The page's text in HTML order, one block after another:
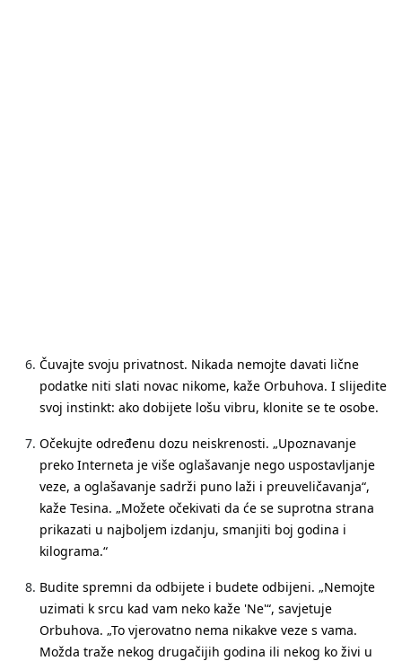
Čuvajte svoju privatnost. Nikada nemojte davati lične
podatke niti slati novac nikome, kaže Orbuhova. I slijedite
svoj instinkt: ako dobijete lošu vibru, klonite se te osobe.
Očekujte određenu dozu neiskrenosti. „Upoznavanje
preko Interneta je više oglašavanje nego uspostavljanje
veze, a oglašavanje sadrži puno laži i preuveličavanja“,
kaže Tesina. „Možete očekivati ​​da će se suprotna strana
prikazati u najboljem izdanju, smanjiti boj godina i
kilograma.“
Budite spremni da odbijete i budete odbijeni. „Nemojte
uzimati k srcu kad vam neko kaže 'Ne'“, savjetuje
Orbuhova. „To vjerovatno nema nikakve veze s vama.
Možda traže nekog drugačijih godina ili nekog ko živi u